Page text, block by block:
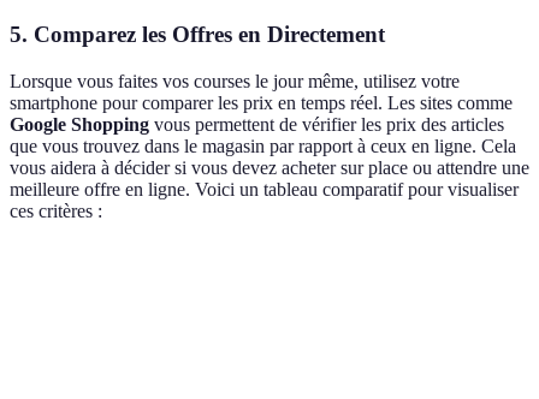
5. Comparez les Offres en Directement
Lorsque vous faites vos courses le jour même, utilisez votre
smartphone pour comparer les prix en temps réel. Les sites comme
Google Shopping vous permettent de vérifier les prix des articles
que vous trouvez dans le magasin par rapport à ceux en ligne. Cela
vous aidera à décider si vous devez acheter sur place ou attendre une
meilleure offre en ligne. Voici un tableau comparatif pour visualiser
ces critères :